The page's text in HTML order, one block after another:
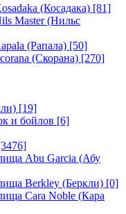
(Косадака) [81]
Master (Нильс
(Рапала) [50]
(Скорана) [270]
[19]
и бойлов [6]
Abu Garcia (Абу
Berkley (Беркли) [0]
Cara Noble (Кара